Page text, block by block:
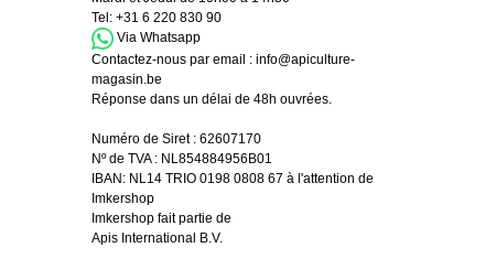
Tel: +31 6 220 830 90
Via Whatsapp
Contactez-nous par email : info@apiculture-
magasin.be
Réponse dans un délai de 48h ouvrées.
Numéro de Siret : 62607170
Nº de TVA : NL854884956B01
IBAN: NL14 TRIO 0198 0808 67 à l'attention de
Imkershop
Imkershop fait partie de
Apis International B.V.